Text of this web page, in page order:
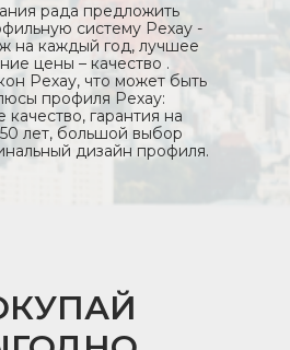
рада предложить
систему Рехау -
на каждый год, лучшее
цены – качество .
Рехау, что может быть
профиля Рехау:
гарантия на
лет, большой выбор
дизайн профиля.